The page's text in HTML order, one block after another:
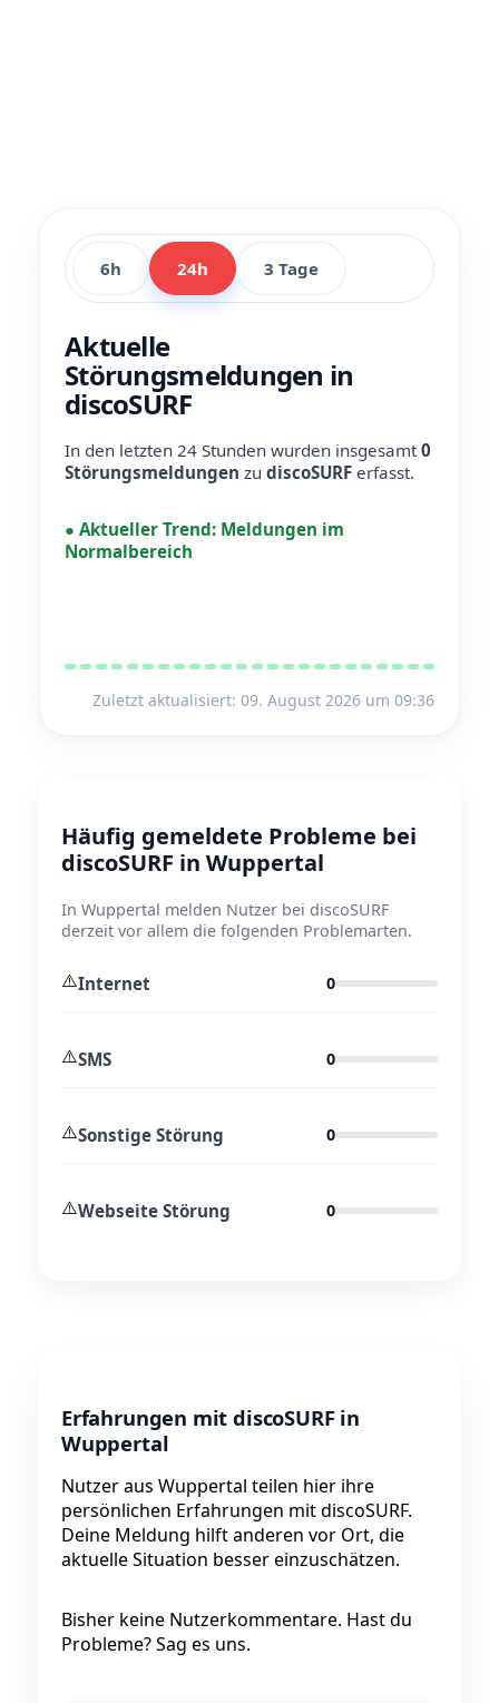
6h 24h 3 Tage
Aktuelle
Störungsmeldungen in
discoSURF
In den letzten 24 Stunden wurden insgesamt0
Störungsmeldungen zu discoSURF erfasst.
● Aktueller Trend: Meldungen im
Normalbereich
Zuletzt aktualisiert: 09. August 2026 um 09:36
Häufig gemeldete Probleme bei
discoSURF in Wuppertal
In Wuppertal melden Nutzer bei discoSURF
derzeit vor allem die folgenden Problemarten.
⚠️Internet 0
⚠️SMS 0
⚠️Sonstige Störung 0
⚠️Webseite Störung 0
Erfahrungen mit discoSURF in
Wuppertal
Nutzer aus Wuppertal teilen hier ihre
persönlichen Erfahrungen mit discoSURF.
Deine Meldung hilft anderen vor Ort, die
aktuelle Situation besser einzuschätzen.
Bisher keine Nutzerkommentare. Hast du
Probleme? Sag es uns.